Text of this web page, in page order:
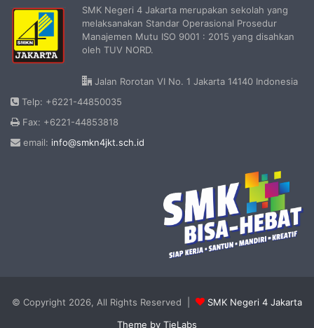
SMK Negeri 4 Jakarta merupakan sekolah yang
melaksanakan Standar Operasional Prosedur
Manajemen Mutu ISO 9001 : 2015 yang disahkan
oleh TUV NORD.
Jalan Rorotan VI No. 1 Jakarta 14140 Indonesia
Telp: +6221-44850035
Fax: +6221-44853818
email: info@smkn4jkt.sch.id
© Copyright 2026, All Rights Reserved |
SMK Negeri 4 Jakarta
Theme by TieLabs